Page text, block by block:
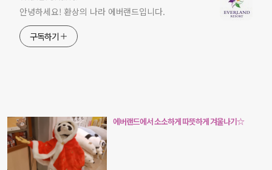
안녕하세요! 환상의 나라 에버랜드입니다.
구독하기
에버랜드에서 소소하게 따뜻하게 겨울나기☆